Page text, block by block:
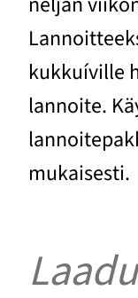
kukkuíville
lannoite.
mukaisesti.